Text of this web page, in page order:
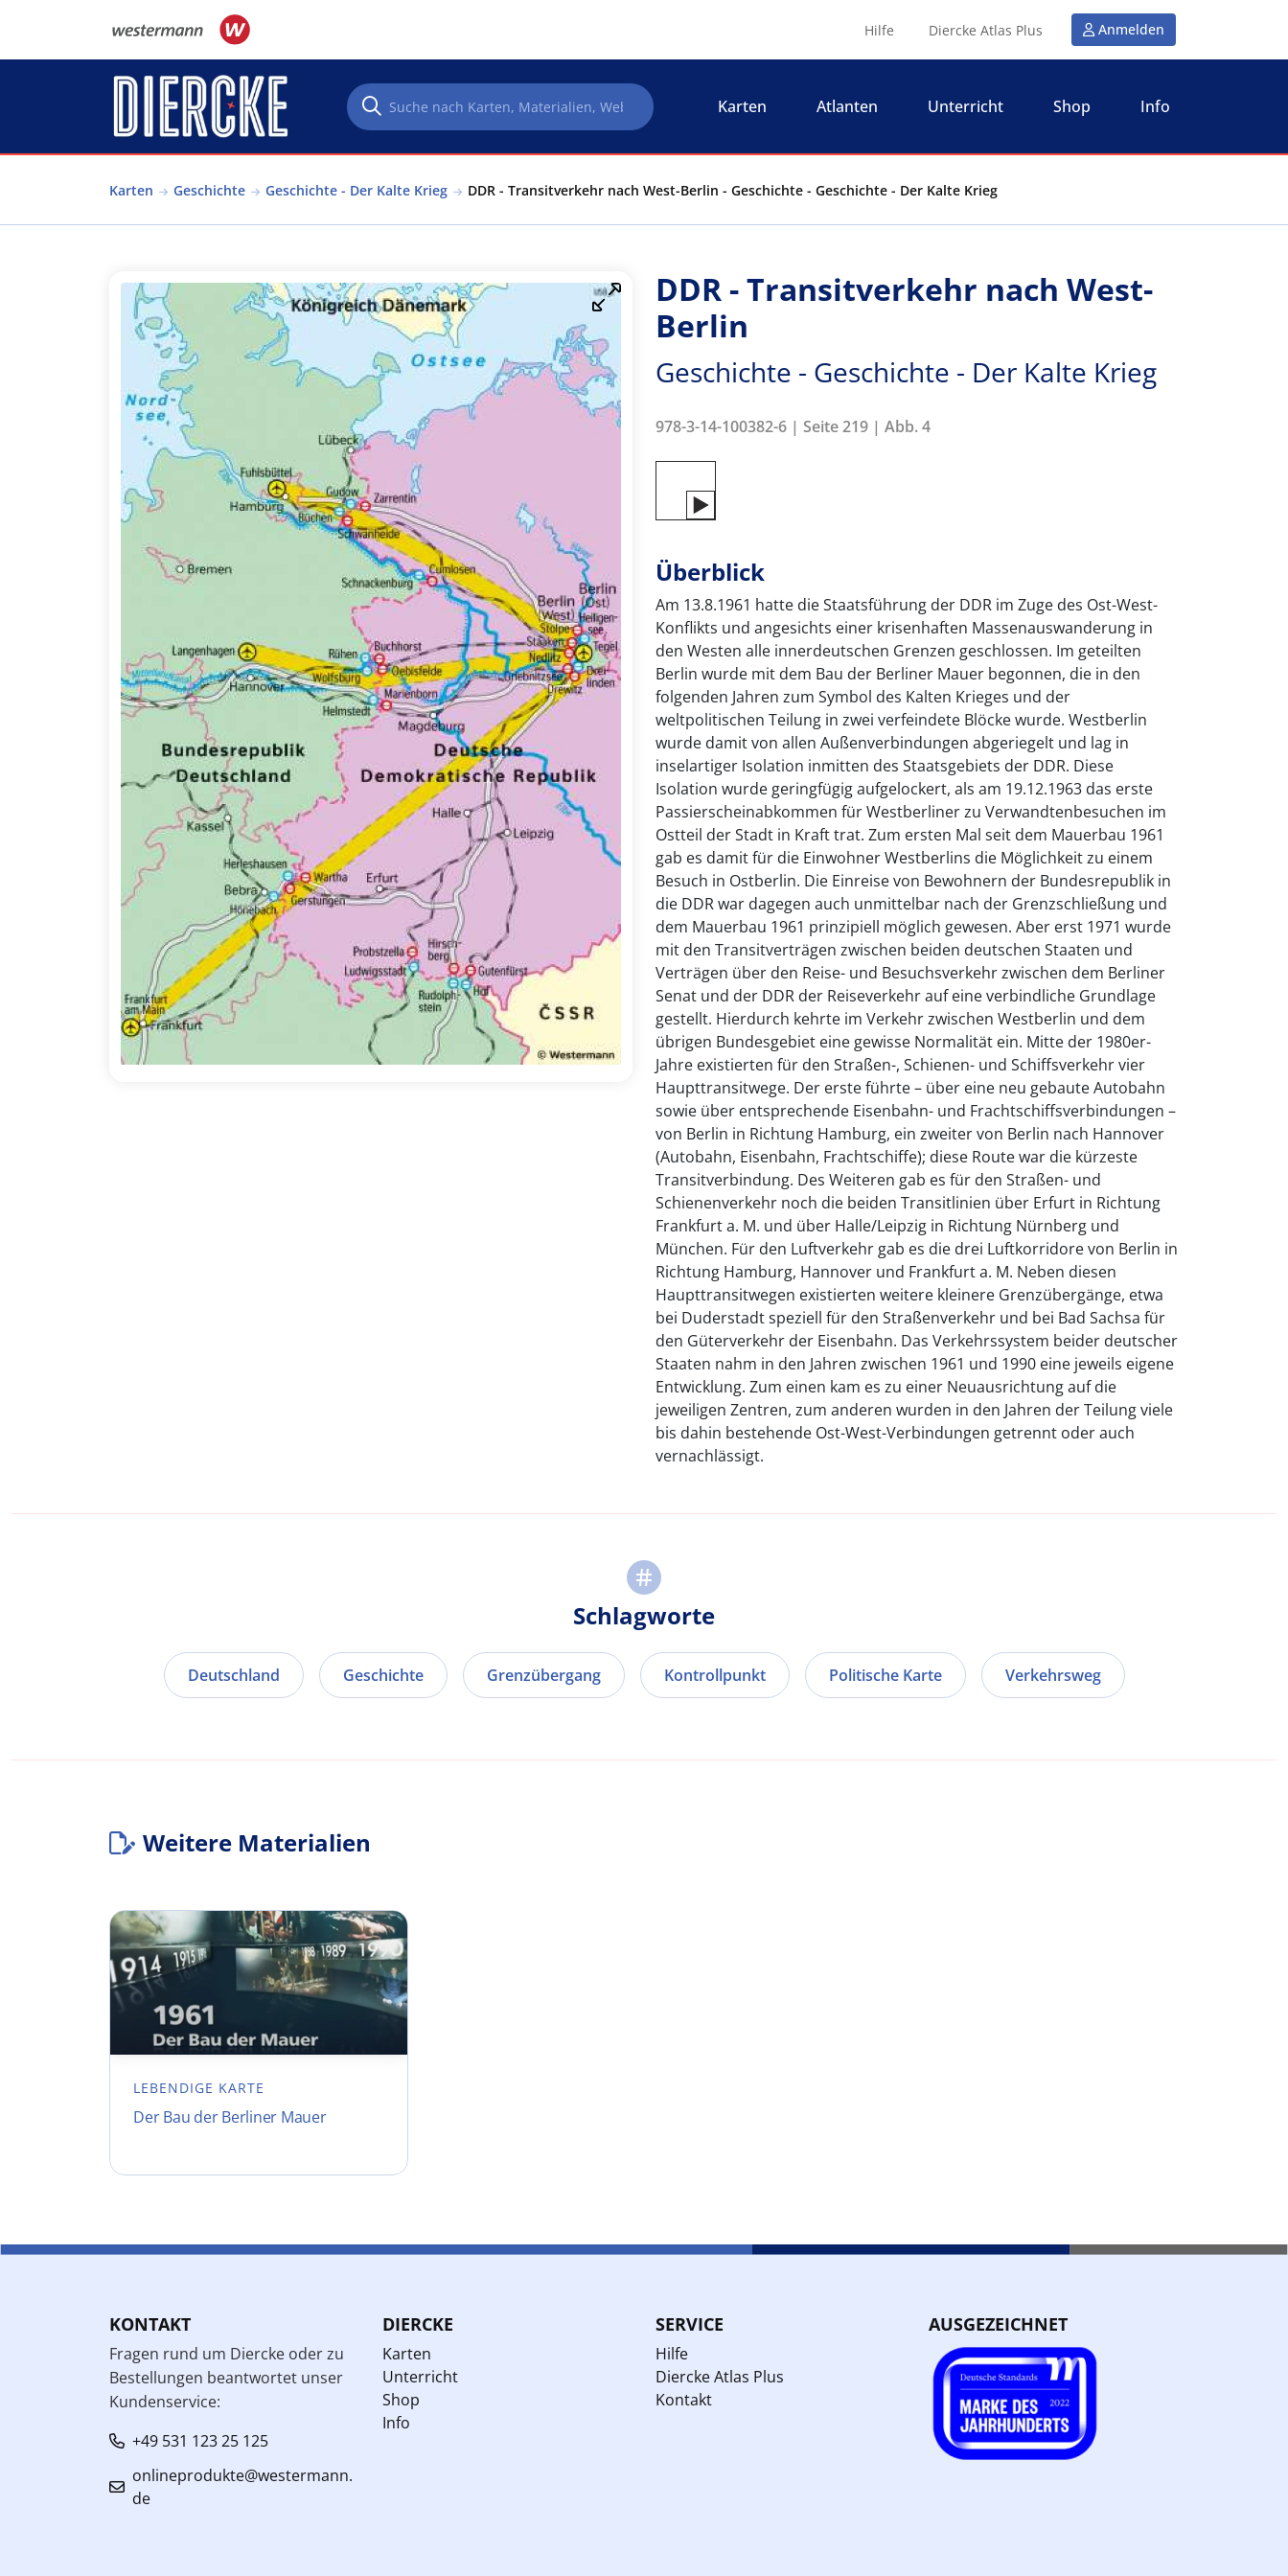
Hilfe Diercke Atlas Plus Anmelden
Karten Atlanten Unterricht Shop Info
Karten Geschichte Geschichte - Der Kalte Krieg DDR - Transitverkehr nach West-Berlin - Geschichte - Geschichte - Der Kalte Krieg
DDR - Transitverkehr nach West-
Berlin
Geschichte - Geschichte - Der Kalte Krieg
978-3-14-100382-6 | Seite 219 | Abb. 4
Überblick
Am 13.8.1961 hatte die Staatsführung der DDR im Zuge des Ost-West-
Konflikts und angesichts einer krisenhaften Massenauswanderung in
den Westen alle innerdeutschen Grenzen geschlossen. Im geteilten
Berlin wurde mit dem Bau der Berliner Mauer begonnen, die in den
folgenden Jahren zum Symbol des Kalten Krieges und der
weltpolitischen Teilung in zwei verfeindete Blöcke wurde. Westberlin
wurde damit von allen Außenverbindungen abgeriegelt und lag in
inselartiger Isolation inmitten des Staatsgebiets der DDR. Diese
Isolation wurde geringfügig aufgelockert, als am 19.12.1963 das erste
Passierscheinabkommen für Westberliner zu Verwandtenbesuchen im
Ostteil der Stadt in Kraft trat. Zum ersten Mal seit dem Mauerbau 1961
gab es damit für die Einwohner Westberlins die Möglichkeit zu einem
Besuch in Ostberlin. Die Einreise von Bewohnern der Bundesrepublik in
die DDR war dagegen auch unmittelbar nach der Grenzschließung und
dem Mauerbau 1961 prinzipiell möglich gewesen. Aber erst 1971 wurde
mit den Transitverträgen zwischen beiden deutschen Staaten und
Verträgen über den Reise- und Besuchsverkehr zwischen dem Berliner
Senat und der DDR der Reiseverkehr auf eine verbindliche Grundlage
gestellt. Hierdurch kehrte im Verkehr zwischen Westberlin und dem
übrigen Bundesgebiet eine gewisse Normalität ein. Mitte der 1980er-
Jahre existierten für den Straßen-, Schienen- und Schiffsverkehr vier
Haupttransitwege. Der erste führte – über eine neu gebaute Autobahn
sowie über entsprechende Eisenbahn- und Frachtschiffsverbindungen –
von Berlin in Richtung Hamburg, ein zweiter von Berlin nach Hannover
(Autobahn, Eisenbahn, Frachtschiffe); diese Route war die kürzeste
Transitverbindung. Des Weiteren gab es für den Straßen- und
Schienenverkehr noch die beiden Transitlinien über Erfurt in Richtung
Frankfurt a. M. und über Halle/Leipzig in Richtung Nürnberg und
München. Für den Luftverkehr gab es die drei Luftkorridore von Berlin in
Richtung Hamburg, Hannover und Frankfurt a. M. Neben diesen
Haupttransitwegen existierten weitere kleinere Grenzübergänge, etwa
bei Duderstadt speziell für den Straßenverkehr und bei Bad Sachsa für
den Güterverkehr der Eisenbahn. Das Verkehrssystem beider deutscher
Staaten nahm in den Jahren zwischen 1961 und 1990 eine jeweils eigene
Entwicklung. Zum einen kam es zu einer Neuausrichtung auf die
jeweiligen Zentren, zum anderen wurden in den Jahren der Teilung viele
bis dahin bestehende Ost-West-Verbindungen getrennt oder auch
vernachlässigt.
Schlagworte
Deutschland Geschichte Grenzübergang Kontrollpunkt Politische Karte Verkehrsweg
Weitere Materialien
LEBENDIGE KARTE
Der Bau der Berliner Mauer
KONTAKT
Fragen rund um Diercke oder zu
Bestellungen beantwortet unser
Kundenservice:
+49 531 123 25 125
onlineprodukte@westermann.
de
DIERCKE
Karten
Unterricht
Shop
Info
SERVICE
Hilfe
Diercke Atlas Plus
Kontakt
AUSGEZEICHNET